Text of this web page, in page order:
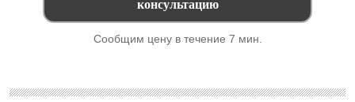
Сообщим цену в течение 7 мин.